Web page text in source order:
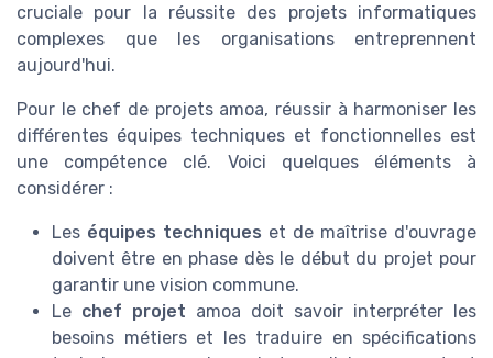
cruciale pour la réussite des projets informatiques
complexes que les organisations entreprennent
aujourd'hui.
Pour le chef de projets amoa, réussir à harmoniser les
différentes équipes techniques et fonctionnelles est
une compétence clé. Voici quelques éléments à
considérer :
Les équipes techniques et de maîtrise d'ouvrage
doivent être en phase dès le début du projet pour
garantir une vision commune.
Le chef projet amoa doit savoir interpréter les
besoins métiers et les traduire en spécifications